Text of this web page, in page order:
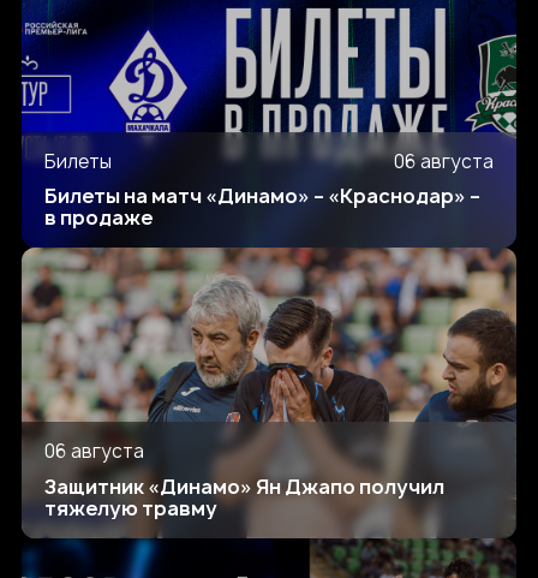
Билеты 06 августа
Билеты на матч «Динамо» – «Краснодар» –
в продаже
06 августа
Защитник «Динамо» Ян Джапо получил
тяжелую травму